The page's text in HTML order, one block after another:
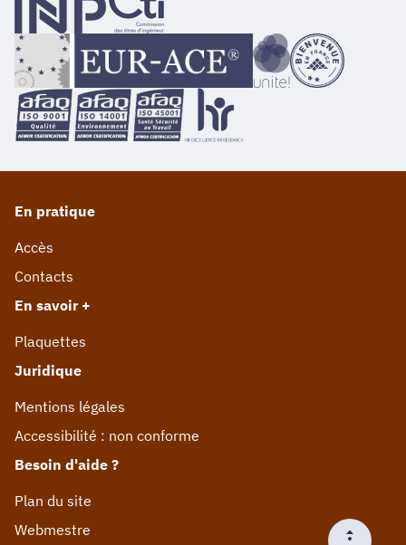
En pratique
Accès
Contacts
En savoir +
Plaquettes
Juridique
Mentions légales
Accessibilité : non conforme
Besoin d'aide ?
Plan du site
Webmestre